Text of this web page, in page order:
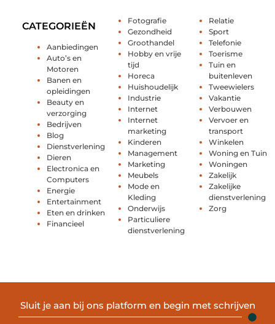
CATEGORIEËN
Aanbiedingen
Auto’s en
Motoren
Banen en
opleidingen
Beauty en
verzorging
Bedrijven
Blog
Dienstverlening
Dieren
Electronica en
Computers
Energie
Entertainment
Eten en drinken
Financieel
Fotografie
Gezondheid
Groothandel
Hobby en vrije
tijd
Horeca
Huishoudelijk
Industrie
Internet
Internet
marketing
Kinderen
Management
Marketing
Meubels
Mode en
Kleding
Onderwijs
Particuliere
dienstverlening
Relatie
Sport
Telefonie
Toerisme
Tuin en
buitenleven
Tweewielers
Vakantie
Verbouwen
Vervoer en
transport
Winkelen
Woning en Tuin
Woningen
Zakelijk
Zakelijke
dienstverlening
Zorg
Sluit je aan bij ons platform en begin met schrijven